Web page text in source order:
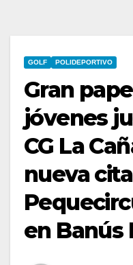
GOLF POLIDEPORTIVO
Gran
jóvenes
CG La
nueva
en Banús